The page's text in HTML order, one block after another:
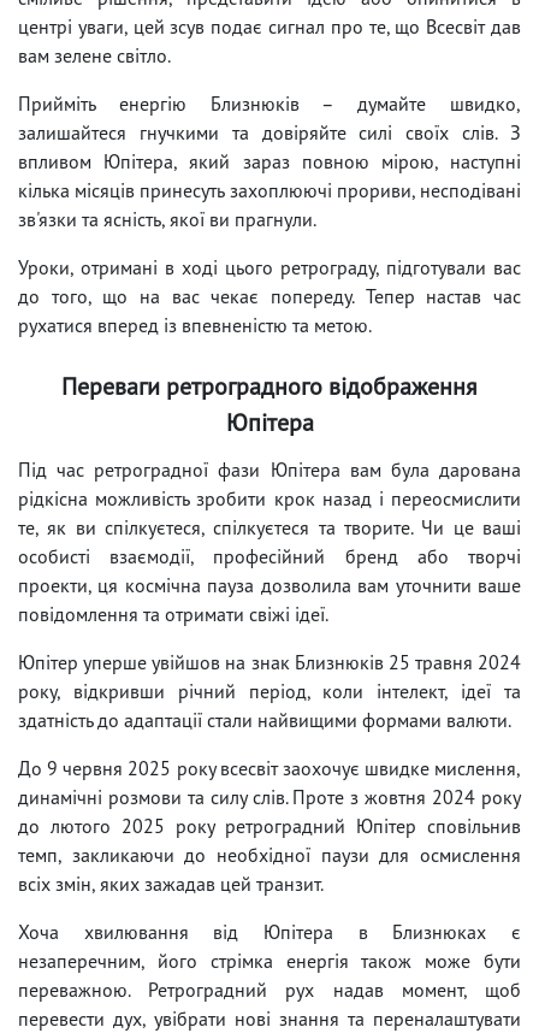
центрі уваги, цей зсув подає сигнал про те, що Всесвіт дав
вам зелене світло.
Прийміть енергію Близнюків – думайте швидко,
залишайтеся гнучкими та довіряйте силі своїх слів. З
впливом Юпітера, який зараз повною мірою, наступні
кілька місяців принесуть захоплюючі прориви, несподівані
зв'язки та ясність, якої ви прагнули.
Уроки, отримані в ході цього ретрограду, підготували вас
до того, що на вас чекає попереду. Тепер настав час
рухатися вперед із впевненістю та метою.
Переваги ретроградного відображення
Юпітера
Під час ретроградної фази Юпітера вам була дарована
рідкісна можливість зробити крок назад і переосмислити
те, як ви спілкуєтеся, спілкуєтеся та творите. Чи це ваші
особисті взаємодії, професійний бренд або творчі
проекти, ця космічна пауза дозволила вам уточнити ваше
повідомлення та отримати свіжі ідеї.
Юпітер уперше увійшов на знак Близнюків 25 травня 2024
року, відкривши річний період, коли інтелект, ідеї та
здатність до адаптації стали найвищими формами валюти.
До 9 червня 2025 року всесвіт заохочує швидке мислення,
динамічні розмови та силу слів. Проте з жовтня 2024 року
до лютого 2025 року ретроградний Юпітер сповільнив
темп, закликаючи до необхідної паузи для осмислення
всіх змін, яких зажадав цей транзит.
Хоча хвилювання від Юпітера в Близнюках є
незаперечним, його стрімка енергія також може бути
переважною. Ретроградний рух надав момент, щоб
перевести дух, увібрати нові знання та переналаштувати